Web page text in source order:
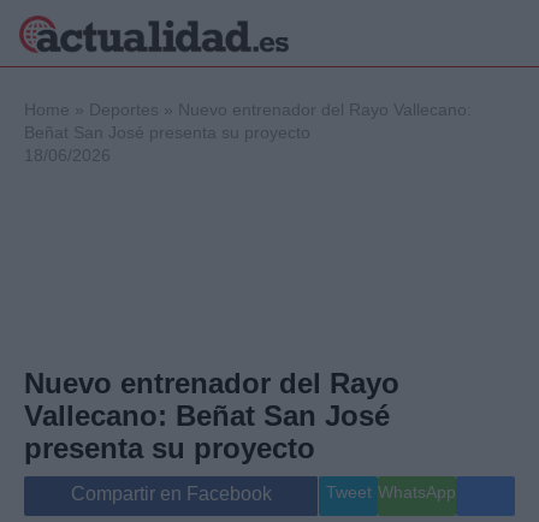
Internacional
Viajes
Gente
Musica
Home » Deportes » Nuevo entrenador del Rayo Vallecano:
Beñat San José presenta su proyecto
18/06/2026
Nuevo entrenador del Rayo
Vallecano: Beñat San José
presenta su proyecto
Compartir en Facebook Tweet WhatsApp